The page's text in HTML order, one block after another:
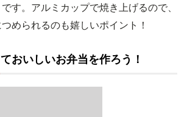
す。アルミカップで焼き上げるので、
められるのも嬉しいポイント！
おいしいお弁当を作ろう！